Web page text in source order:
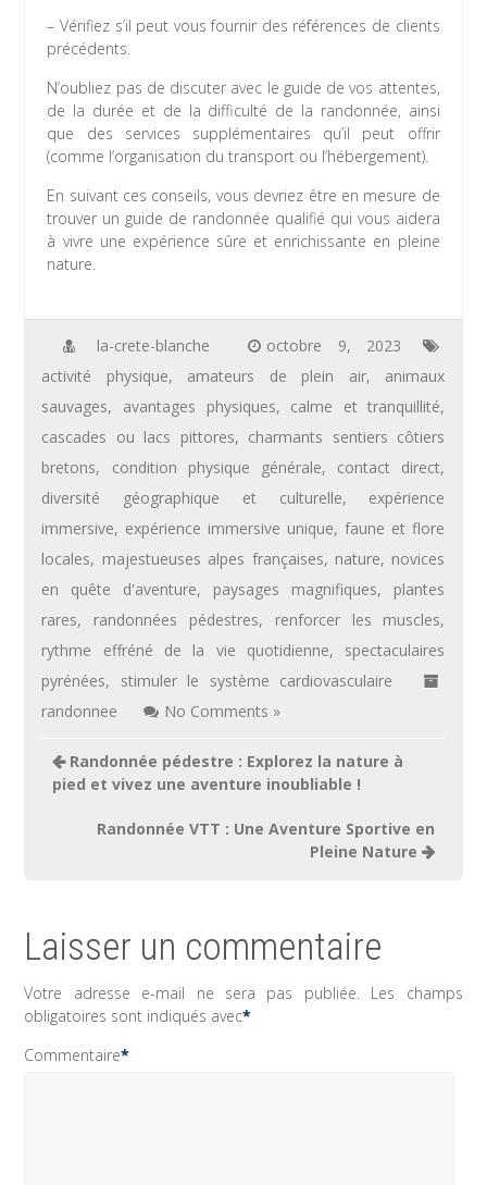
– Vérifiez s’il peut vous fournir des références de clients
précédents.
N’oubliez pas de discuter avec le guide de vos attentes,
de la durée et de la difficulté de la randonnée, ainsi
que des services supplémentaires qu’il peut offrir
(comme l’organisation du transport ou l’hébergement).
En suivant ces conseils, vous devriez être en mesure de
trouver un guide de randonnée qualifié qui vous aidera
à vivre une expérience sûre et enrichissante en pleine
nature.
la-crete-blanche
octobre 9, 2023
activité physique, amateurs de plein air, animaux
sauvages, avantages physiques, calme et tranquillité,
cascades ou lacs pittores, charmants sentiers côtiers
bretons, condition physique générale, contact direct,
diversité géographique et culturelle, expérience
immersive, expérience immersive unique,faune et flore
locales, majestueuses alpes françaises, nature, novices
en quête d'aventure, paysages magnifiques, plantes
rares, randonnées pédestres, renforcer les muscles,
rythme effréné de la vie quotidienne, spectaculaires
pyrénées, stimuler le système cardiovasculaire
randonnee
No Comments »
Navigation
de
Randonnée pédestre : Explorez la nature à
pied et vivez une aventure inoubliable !
Randonnée VTT : Une Aventure Sportive en
Pleine Nature
Laisser un commentaire
Votre adresse e-mail ne sera pas publiée. Les champs
obligatoires sont indiqués avec*
Commentaire*